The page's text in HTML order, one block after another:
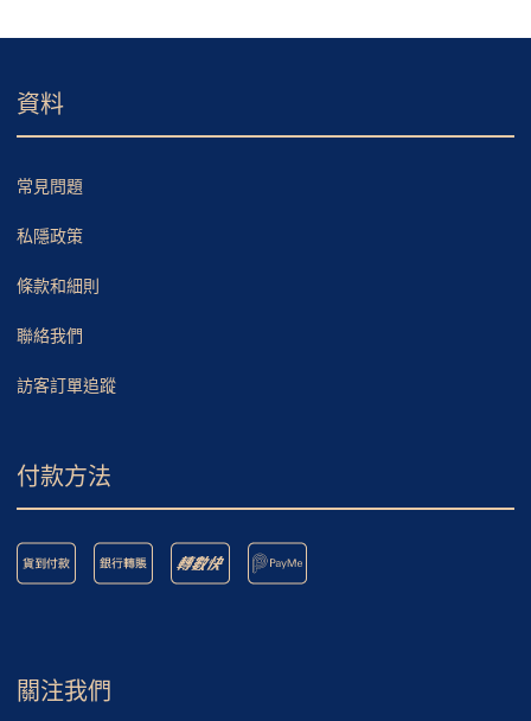
資料
常見問題
私隱政策
條款和細則
聯絡我們
訪客訂單追蹤
付款方法
關注我們